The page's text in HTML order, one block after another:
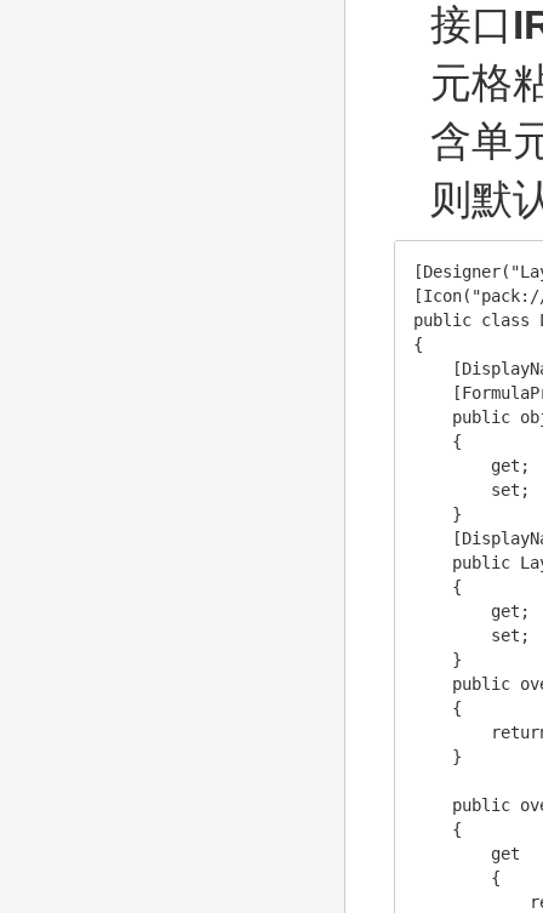
接口
元格
含单
则默
public class
{
public
    {
        get;
        set;
    }
public
    {
        get;
        set;
    }
public
    {
    }
public
    {
        get
        {